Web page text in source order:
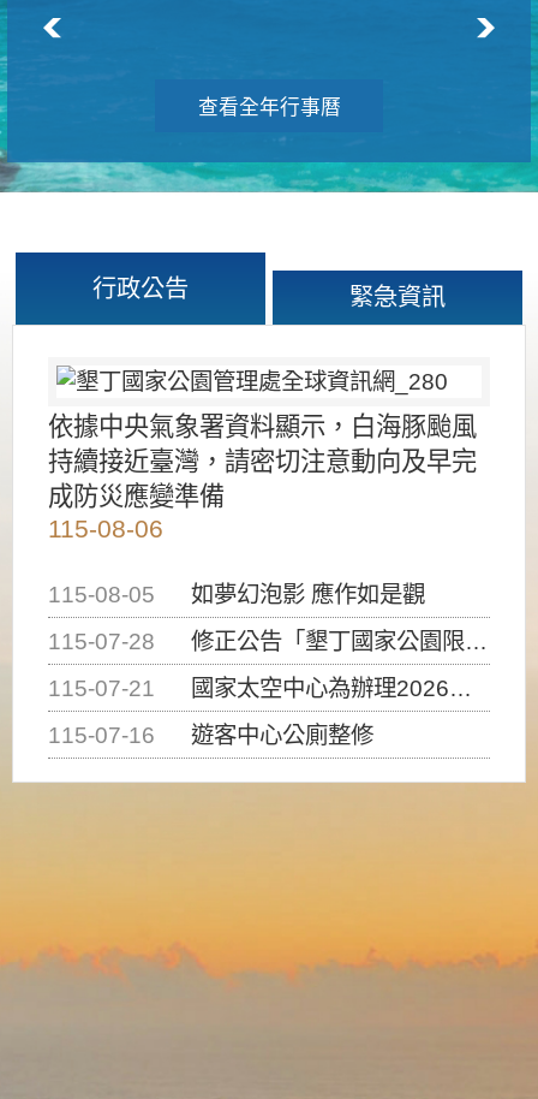
查看全年行事曆
行政公告 緊急資訊
依據中央氣象署資料顯示，白海豚颱風
持續接近臺灣，請密切注意動向及早完
成防災應變準備
115-08-06
115-08-05
如夢幻泡影 應作如是觀
115-07-28
修正公告「墾丁國家公園限制水域遊憩活動之種類、範圍、時間及行為」，自即日生效。
115-07-21
國家太空中心為辦理2026台灣盃火箭競賽，陸、海、空域警戒及協調相關事宜，因颱風備案事宜
115-07-16
遊客中心公廁整修